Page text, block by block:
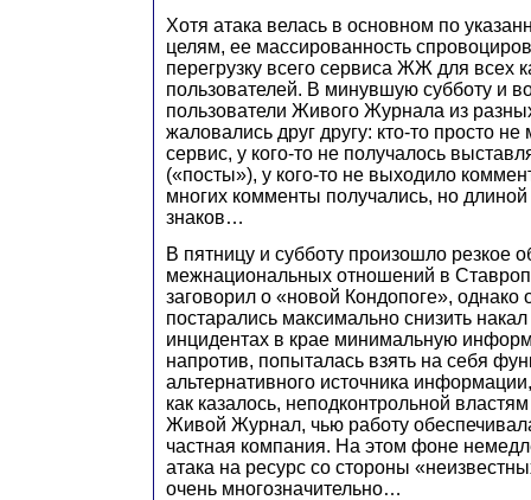
Хотя атака велась в основном по
целям, ее массированность
перегрузку всего сервиса ЖЖ для всех
пользователей. В минувшую субботу и
пользователи Живого Журнала из
жаловались друг другу: кто-то просто не
сервис, у кого-то не получалось
(«посты»), у кого-то не выходило
многих комменты получались, но
знаков…
В пятницу и субботу произошло резкое
межнациональных отношений в
заговорил о «новой Кондопоге»,
постарались максимально снизить
инцидентах в крае минимальную
напротив, попыталась взять на себя
альтернативного источника
как казалось, неподконтрольной
Живой Журнал, чью работу
частная компания. На этом фоне
атака на ресурс со стороны
очень многозначительно…